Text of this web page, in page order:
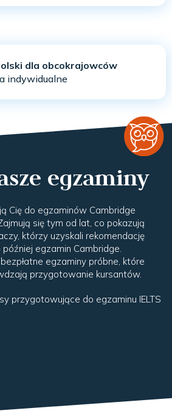
dla obcokrajowców
indywidualne
egzaminy
Cię do egzaminów Cambridge
się tym od lat, co pokazują
którzy uzyskali rekomendację
później egzamin Cambridge.
egzaminy próbne, które
przygotowanie kursantów.
przygotowujące do egzaminu IELTS